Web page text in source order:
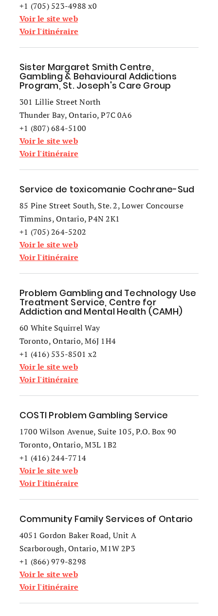
+1 (705) 523-4988 x0
Voir le site web
Voir l'itinéraire
Sister Margaret Smith Centre,
Gambling & Behavioural Addictions
Program, St. Joseph's Care Group
301 Lillie Street North
Thunder Bay, Ontario, P7C 0A6
+1 (807) 684-5100
Voir le site web
Voir l'itinéraire
Service de toxicomanie Cochrane-Sud
85 Pine Street South, Ste. 2, Lower Concourse
Timmins, Ontario, P4N 2K1
+1 (705) 264-5202
Voir le site web
Voir l'itinéraire
Problem Gambling and Technology Use
Treatment Service, Centre for
Addiction and Mental Health (CAMH)
60 White Squirrel Way
Toronto, Ontario, M6J 1H4
+1 (416) 535-8501 x2
Voir le site web
Voir l'itinéraire
COSTI Problem Gambling Service
1700 Wilson Avenue, Suite 105, P.O. Box 90
Toronto, Ontario, M3L 1B2
+1 (416) 244-7714
Voir le site web
Voir l'itinéraire
Community Family Services of Ontario
4051 Gordon Baker Road, Unit A
Scarborough, Ontario, M1W 2P3
+1 (866) 979-8298
Voir le site web
Voir l'itinéraire